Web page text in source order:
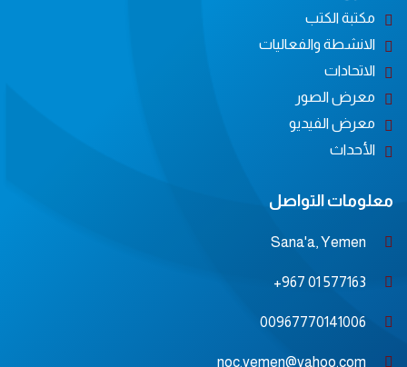
مكتبة الكتب
الانشطة والفعاليات
الاتحادات
معرض الصور
معرض الفيديو
الأحداث
معلومات التواصل
Sana'a, Yemen
577163 01 967+
00967770141006
noc.yemen@yahoo.com